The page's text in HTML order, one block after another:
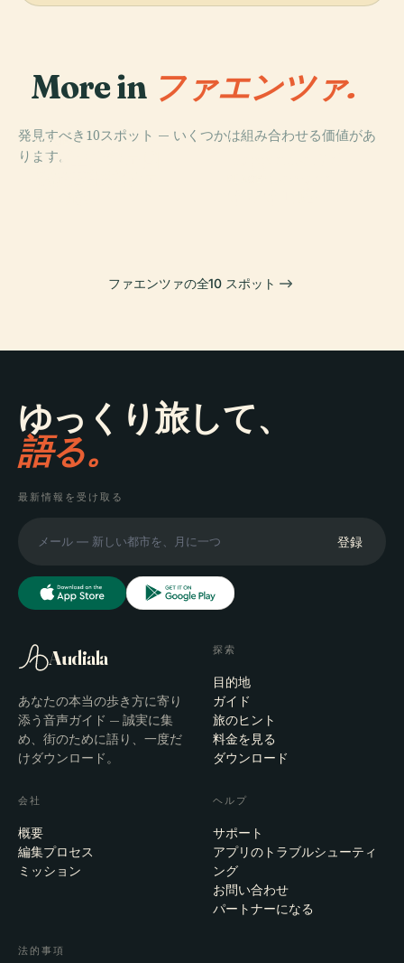
More in ファエンツァ.
発見すべき10スポット — いくつかは組み合わせる価値があ
ります。
PLACE
ファエンツァ国
PLACE
PLACE
エヴァンジェリ
ファエンツァの全10 スポット
ゆっくり旅して、
語る。
最新情報を受け取る
登録
Audiala
あなたの本当の歩き方に寄り
添う音声ガイド — 誠実に集
め、街のために語り、一度だ
けダウンロード。
探索
目的地
ガイド
旅のヒント
料金を見る
ダウンロード
会社
概要
編集プロセス
ミッション
ヘルプ
サポート
アプリのトラブルシューティ
ング
お問い合わせ
パートナーになる
法的事項